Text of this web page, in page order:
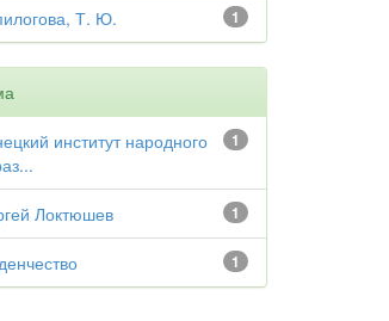
1
Т. Ю.
1
институт народного
1
Локтюшев
1